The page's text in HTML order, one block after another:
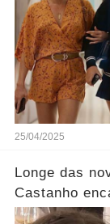
25/04/2025
Longe das
Castanho
da minha